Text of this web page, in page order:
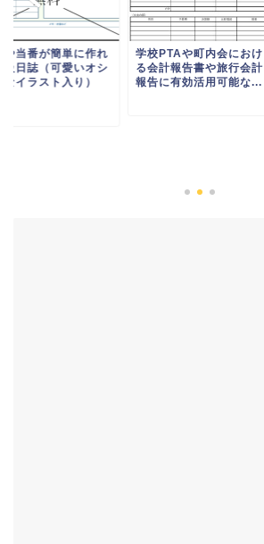
や当番が簡単に作れ
級日誌（可愛いオシ
なイラスト入り）
学校PTAや町内会におけ
る会計報告書や旅行会計
報告に有効活用可能な...